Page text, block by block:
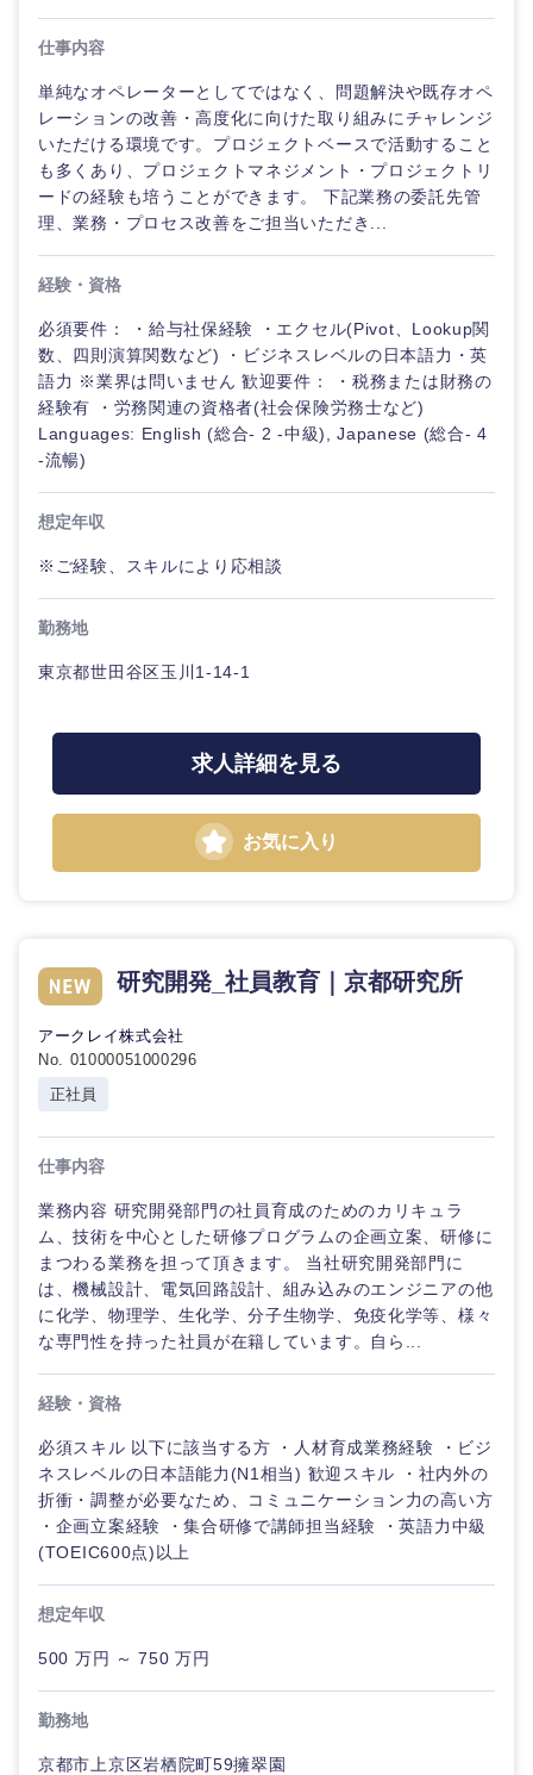
東海地方
岐阜県 静岡県
愛知県 三重県
仕事内容
単純なオペレーターとしてではなく、問題解決や既存オペ
レーションの改善・高度化に向けた取り組みにチャレンジ
いただける環境です。プロジェクトベースで活動すること
も多くあり、プロジェクトマネジメント・プロジェクトリ
ードの経験も培うことができます。 下記業務の委託先管
理、業務・プロセス改善をご担当いただき...
経験・資格
必須要件： ・給与社保経験 ・エクセル(Pivot、Lookup関
数、四則演算関数など) ・ビジネスレベルの日本語力・英
語力 ※業界は問いません 歓迎要件： ・税務または財務の
経験有 ・労務関連の資格者(社会保険労務士など)
Languages: English (総合- 2 -中級), Japanese (総合- 4
-流暢)
想定年収
※ご経験、スキルにより応相談
勤務地
東京都世田谷区玉川1-14-1
求人詳細を見る
お気に入り
研究開発_社員教育｜京都研究所
アークレイ株式会社
No. 01000051000296
正社員
仕事内容
業務内容 研究開発部門の社員育成のためのカリキュラ
ム、技術を中心とした研修プログラムの企画立案、研修に
まつわる業務を担って頂きます。 当社研究開発部門に
は、機械設計、電気回路設計、組み込みのエンジニアの他
に化学、物理学、生化学、分子生物学、免疫化学等、様々
な専門性を持った社員が在籍しています。自ら...
経験・資格
必須スキル 以下に該当する方 ・人材育成業務経験 ・ビジ
ネスレベルの日本語能力(N1相当) 歓迎スキル ・社内外の
折衝・調整が必要なため、コミュニケーション力の高い方
・企画立案経験 ・集合研修で講師担当経験 ・英語力中級
(TOEIC600点)以上
想定年収
500 万円 ～ 750 万円
勤務地
京都市上京区岩栖院町59擁翠園